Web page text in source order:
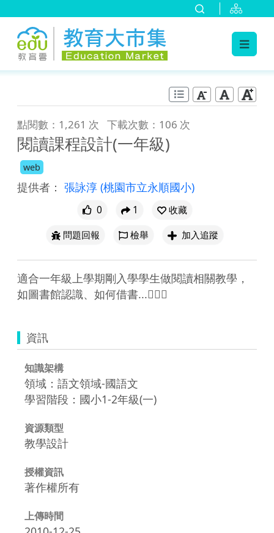
點閱數：1,261 次 下載次數：106 次
閱讀課程設計(一年級)
web
提供者： 張詠淳 (桃園市立永順國小)
0 1
收藏
問題回報
檢舉 加入追蹤
適合一年級上學期剛入學學生做閱讀相關教學，
如圖書館認識、如何借書...
資訊
知識架構
領域：語文領域-國語文
學習階段：國小1-2年級(一)
資源類型
教學設計
授權資訊
著作權所有
上傳時間